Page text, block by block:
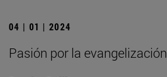
04 | 01 | 2024
Pasión por la evangelización